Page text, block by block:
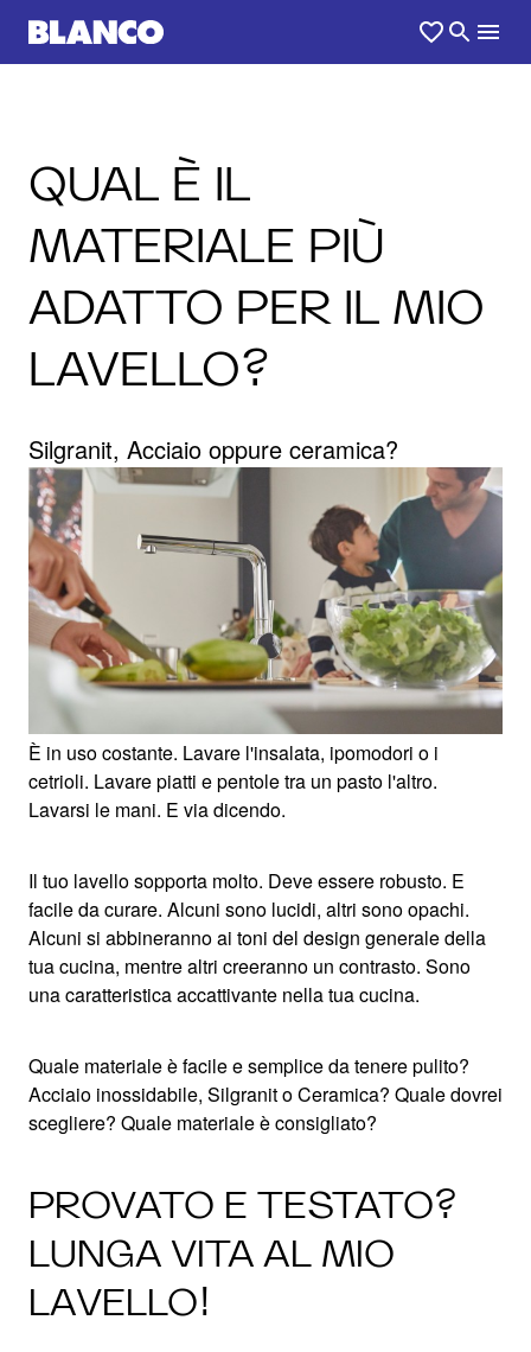
QUAL È IL
MATERIALE PIÙ
ADATTO PER IL MIO
LAVELLO?
Silgranit, Acciaio oppure ceramica?
È in uso costante. Lavare l'insalata, ipomodori o i
cetrioli. Lavare piatti e pentole tra un pasto l'altro.
Lavarsi le mani. E via dicendo.
Il tuo lavello sopporta molto. Deve essere robusto. E
facile da curare. Alcuni sono lucidi, altri sono opachi.
Alcuni si abbineranno ai toni del design generale della
tua cucina, mentre altri creeranno un contrasto. Sono
una caratteristica accattivante nella tua cucina.
Quale materiale è facile e semplice da tenere pulito?
Acciaio inossidabile, Silgranit o Ceramica? Quale dovrei
scegliere? Quale materiale è consigliato?
PROVATO E TESTATO?
LUNGA VITA AL MIO
LAVELLO!